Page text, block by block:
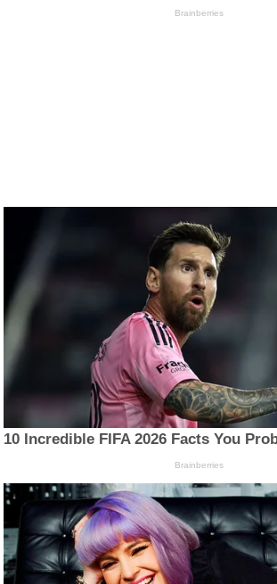
Brainberries
10 Incredible FIFA 2026 Facts You
Brainberries